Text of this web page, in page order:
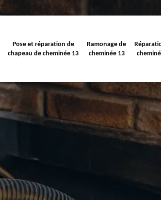
Pose et réparation de
chapeau de cheminée 13
Ramonage de
cheminée 13